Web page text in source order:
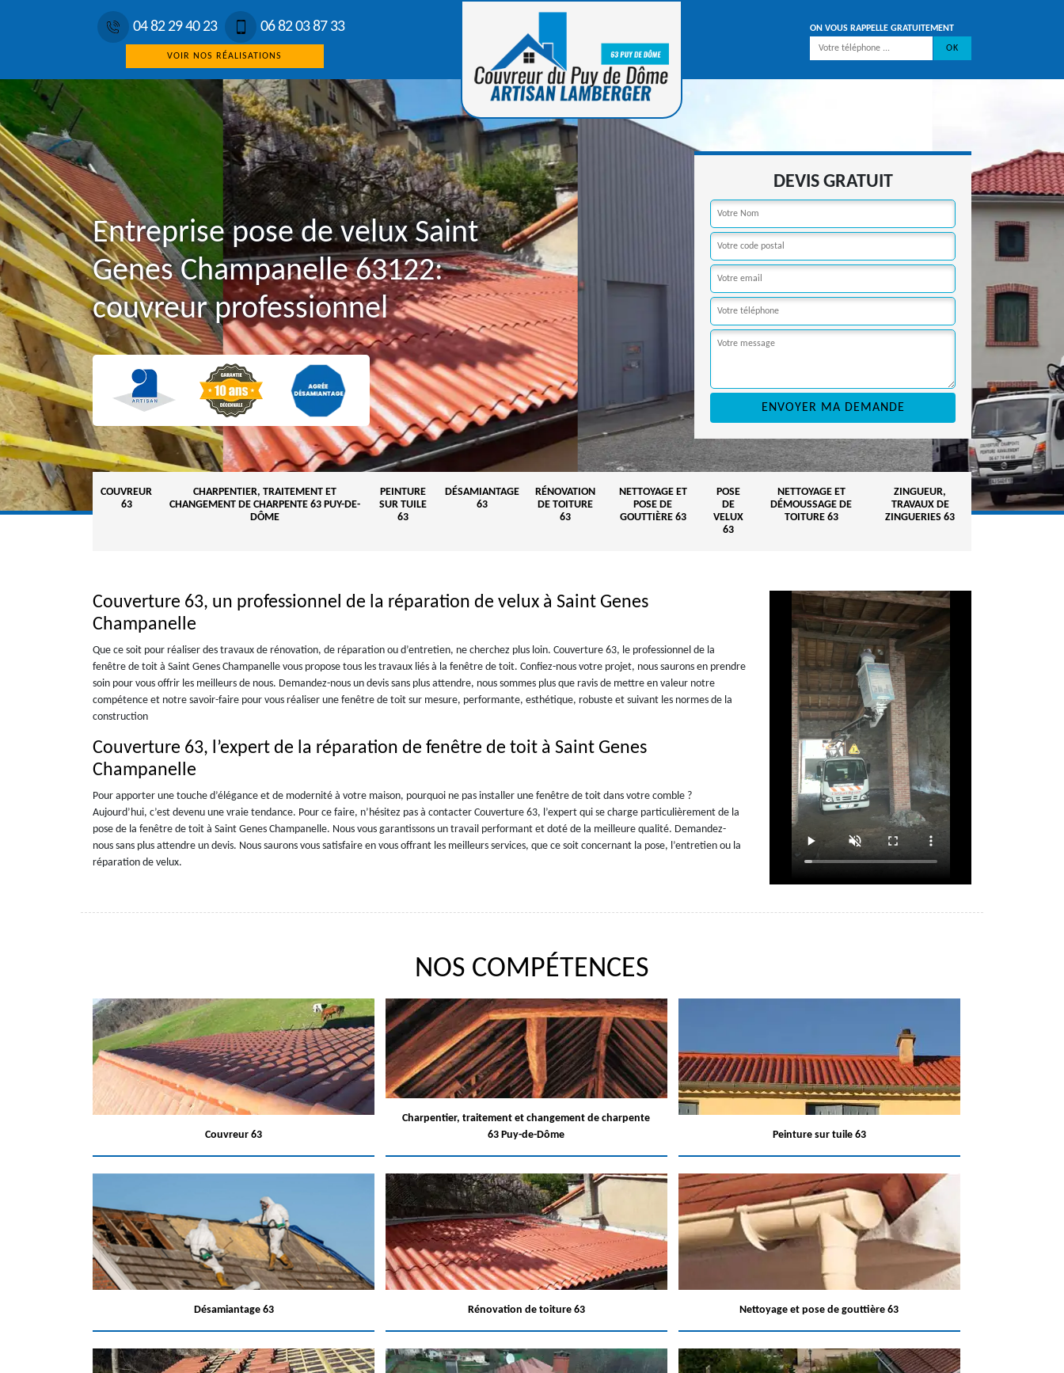
04 82 29 40 23 06 82 03 87 33
VOIR NOS RÉALISATIONS
ON VOUS RAPPELLE GRATUITEMENT
Entreprise pose de velux Saint
Genes Champanelle 63122:
couvreur professionnel
DEVIS GRATUIT
COUVREUR
63
CHARPENTIER, TRAITEMENT ET
CHANGEMENT DE CHARPENTE 63 PUY-DE-
DÔME
PEINTURE
SUR TUILE
63
DÉSAMIANTAGE
63
RÉNOVATION
DE TOITURE
63
NETTOYAGE ET
POSE DE
GOUTTIÈRE 63
POSE
DE
VELUX
63
NETTOYAGE ET
DÉMOUSSAGE DE
TOITURE 63
ZINGUEUR,
TRAVAUX DE
ZINGUERIES 63
Couverture 63, un professionnel de la réparation de velux à Saint Genes
Champanelle
Que ce soit pour réaliser des travaux de rénovation, de réparation ou d’entretien, ne cherchez plus loin. Couverture 63, le professionnel de la
fenêtre de toit à Saint Genes Champanelle vous propose tous les travaux liés à la fenêtre de toit. Confiez-nous votre projet, nous saurons en prendre
soin pour vous offrir les meilleurs de nous. Demandez-nous un devis sans plus attendre, nous sommes plus que ravis de mettre en valeur notre
compétence et notre savoir-faire pour vous réaliser une fenêtre de toit sur mesure, performante, esthétique, robuste et suivant les normes de la
construction
Couverture 63, l’expert de la réparation de fenêtre de toit à Saint Genes
Champanelle
Pour apporter une touche d’élégance et de modernité à votre maison, pourquoi ne pas installer une fenêtre de toit dans votre comble ?
Aujourd’hui, c’est devenu une vraie tendance. Pour ce faire, n’hésitez pas à contacter Couverture 63, l’expert qui se charge particulièrement de la
pose de la fenêtre de toit à Saint Genes Champanelle. Nous vous garantissons un travail performant et doté de la meilleure qualité. Demandez-
nous sans plus attendre un devis. Nous saurons vous satisfaire en vous offrant les meilleurs services, que ce soit concernant la pose, l’entretien ou la
réparation de velux.
NOS COMPÉTENCES
Couvreur 63
Charpentier, traitement et changement de charpente
63 Puy-de-Dôme
Peinture sur tuile 63
Désamiantage 63 Rénovation de toiture 63 Nettoyage et pose de gouttière 63